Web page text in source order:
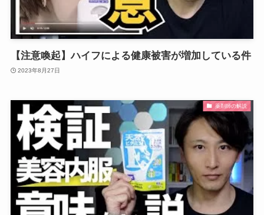
【注意喚起】ハイフによる健康被害が増加している件
2023年8月27日
薬剤師の解説